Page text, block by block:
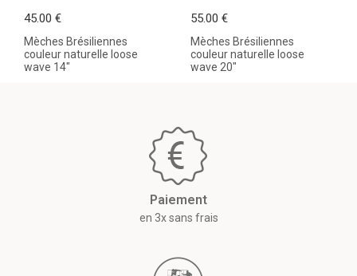
Mèches Brésiliennes
couleur naturelle loose
wave 14"
45.00 €
Mèches Brésiliennes
couleur naturelle loose
wave 20"
55.00 €
Paiement
en 3x sans frais